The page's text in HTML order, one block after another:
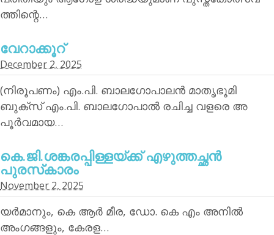
ത്തിന്റെ…
വേറാക്കൂറ്
December 2, 2025
(നിരൂപണം) എം.പി. ബാലഗോപാലന്‍ മാതൃഭൂമി
ബുക്‌സ് എം.പി. ബാലഗോപാല്‍ രചിച്ച വളരെ അ
പൂര്‍വമായ…
കെ.ജി.ശങ്കരപ്പിള്ളയ്ക്ക് എഴുത്തച്ഛന്‍
പുരസ്‌കാരം
November 2, 2025
യര്‍മാനും, കെ ആര്‍ മീര, ഡോ. കെ എം അനില്‍
അംഗങ്ങളും, കേരള…